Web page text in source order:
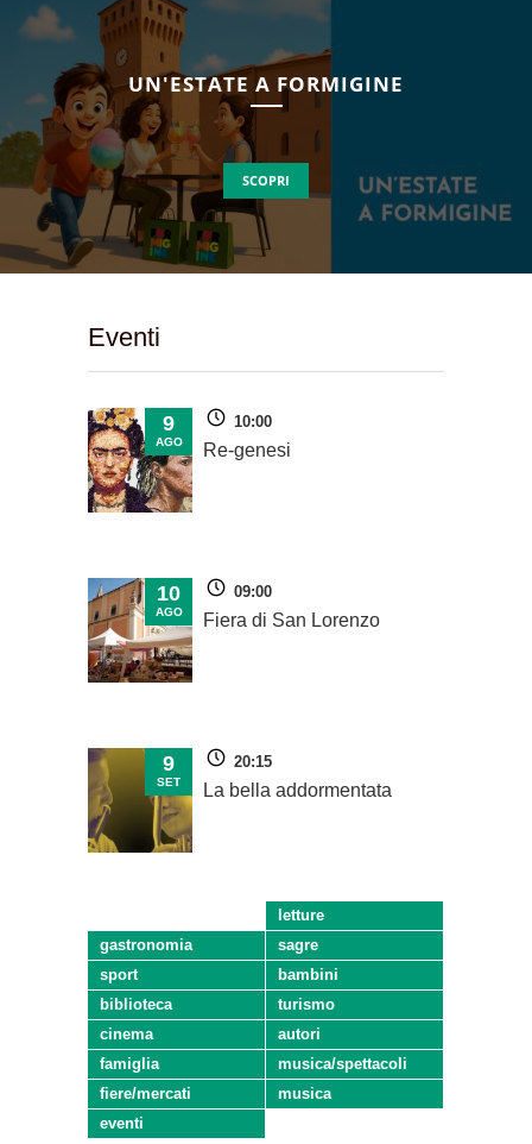
UN'ESTATE A FORMIGINE
SCOPRI
Eventi
9
AGO
10:00
Re-genesi
10
AGO
09:00
Fiera di San Lorenzo
9
SET
20:15
La bella addormentata
letture
gastronomia
sagre
sport
bambini
biblioteca
turismo
cinema
autori
famiglia
musica/spettacoli
fiere/mercati
musica
eventi